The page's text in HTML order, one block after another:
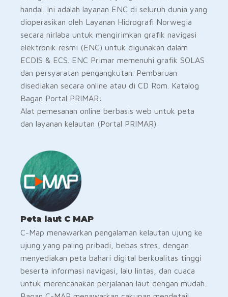
handal. Ini adalah layanan ENC di seluruh dunia yang
dioperasikan oleh Layanan Hidrografi Norwegia
secara nirlaba untuk mengirimkan grafik navigasi
elektronik resmi (ENC) untuk digunakan dalam
ECDIS & ECS. ENC Primar memenuhi grafik SOLAS
dan persyaratan pengangkutan. Pembaruan
disediakan secara online atau di CD Rom. Katalog
Bagan Portal PRIMAR:
Alat pemesanan online berbasis web untuk peta
dan layanan kelautan (Portal PRIMAR)
Peta laut C MAP
C-Map menawarkan pengalaman kelautan ujung ke
ujung yang paling pribadi, bebas stres, dengan
menyediakan peta bahari digital berkualitas tinggi
beserta informasi navigasi, lalu lintas, dan cuaca
untuk merencanakan perjalanan laut dengan mudah.